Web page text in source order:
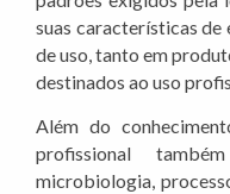
suas características de
de uso, tanto em
destinados ao uso
Além do
profissional
microbiologia,